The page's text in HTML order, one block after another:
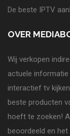
De beste IPTV
OVER
Wij verkopen
actuele informatie
interactief tv
beste producten
hoeft te zoeken!
beoordeeld en